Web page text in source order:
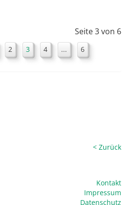
Seite 3 von 6
2 3 4 ...
6
< Zurück
Kontakt
Impressum
Datenschutz